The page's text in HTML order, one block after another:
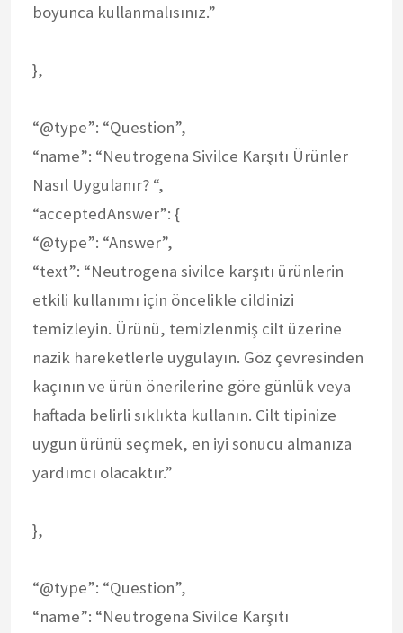
boyunca kullanmalısınız.”
},
“@type”: “Question”,
“name”: “Neutrogena Sivilce Karşıtı Ürünler
Nasıl Uygulanır? “,
“acceptedAnswer”: {
“@type”: “Answer”,
“text”: “Neutrogena sivilce karşıtı ürünlerin
etkili kullanımı için öncelikle cildinizi
temizleyin. Ürünü, temizlenmiş cilt üzerine
nazik hareketlerle uygulayın. Göz çevresinden
kaçının ve ürün önerilerine göre günlük veya
haftada belirli sıklıkta kullanın. Cilt tipinize
uygun ürünü seçmek, en iyi sonucu almanıza
yardımcı olacaktır.”
},
“@type”: “Question”,
“name”: “Neutrogena Sivilce Karşıtı